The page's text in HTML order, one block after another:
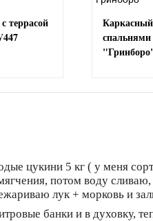
террасой
спальнями
цукини 5 кг ( у меня
потом воду
лук + морковь и
банки и в духовку,